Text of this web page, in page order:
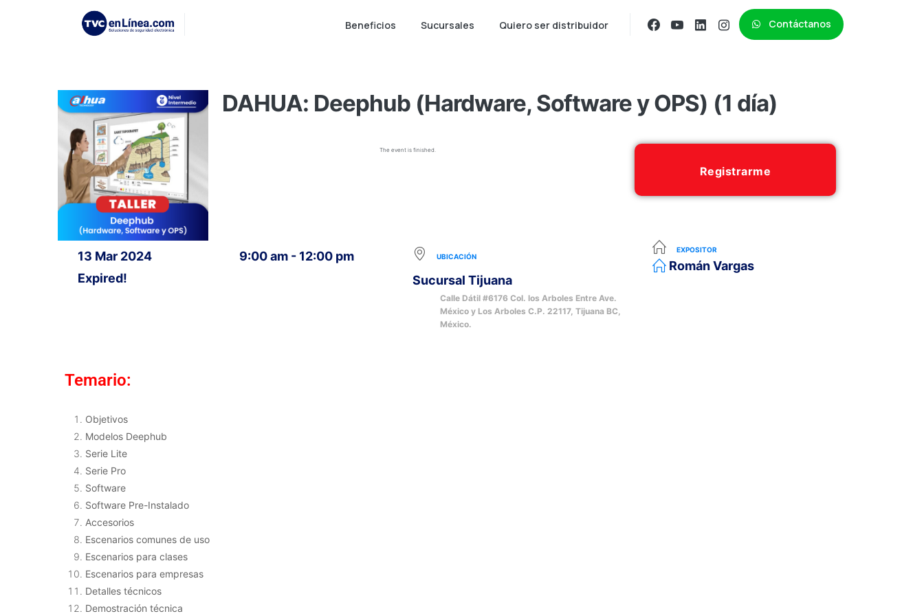
Beneficios Sucursales Quiero ser distribuidor Contáctanos
DAHUA: Deephub (Hardware, Software y OPS) (1 día)
The event is finished.
Registrarme
13 Mar 2024
Expired!
9:00 am - 12:00 pm UBICACIÓN
Sucursal Tijuana
Calle Dátil #6176 Col. los Arboles Entre Ave.
México y Los Arboles C.P. 22117, Tijuana BC,
México.
EXPOSITOR
Román Vargas
Temario:
Objetivos
Modelos Deephub
Serie Lite
Serie Pro
Software
Software Pre-Instalado
Accesorios
Escenarios comunes de uso
Escenarios para clases
Escenarios para empresas
Detalles técnicos
Demostración técnica